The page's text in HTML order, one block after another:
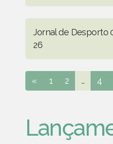
Jornal de Desporto
26
« 1 2 ... 4